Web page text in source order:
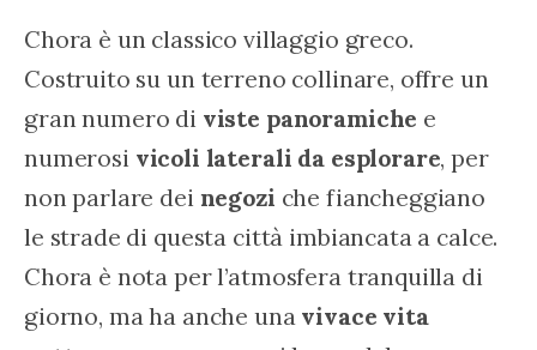
Chora è un classico villaggio greco.
Costruito su un terreno collinare, offre un
gran numero di viste panoramiche e
numerosi vicoli laterali da esplorare, per
non parlare dei negozi che fiancheggiano
le strade di questa città imbiancata a calce.
Chora è nota per l’atmosfera tranquilla di
giorno, ma ha anche una vivace vita